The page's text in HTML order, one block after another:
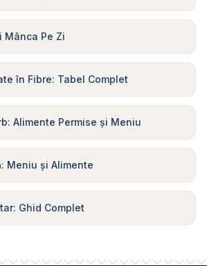
Mânca Pe Zi
în Fibre: Tabel Complet
Alimente Permise și Meniu
Meniu și Alimente
Ghid Complet